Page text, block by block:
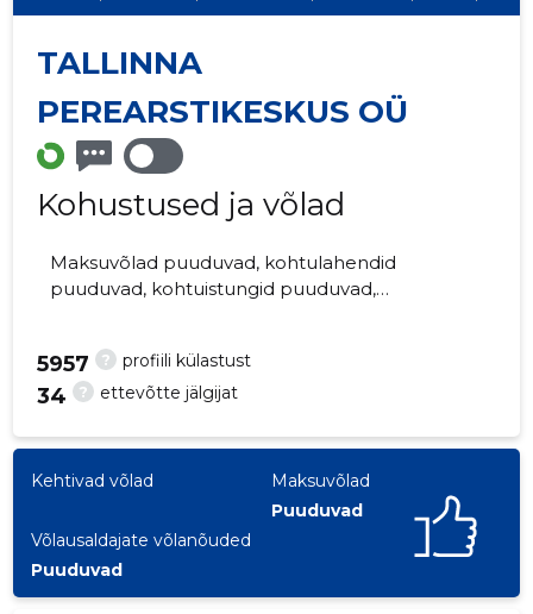
TALLINNA
PEREARSTIKESKUS OÜ
Kohustused ja võlad
Maksuvõlad puuduvad, kohtulahendid
puuduvad, kohtuistungid puuduvad,
siiri.kapa@perearstikeskus.eu, +372 6377730
? profiili külastust
5957
? ettevõtte jälgijat
34
Kehtivad võlad
Maksuvõlad
Puuduvad
Võlausaldajate võlanõuded
Puuduvad